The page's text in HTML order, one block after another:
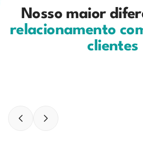
Nosso maior
relacionamento
clientes